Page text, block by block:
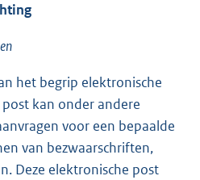
het begrip elektronische
kan onder andere
voor een bepaalde
van bezwaarschriften,
Deze elektronische post